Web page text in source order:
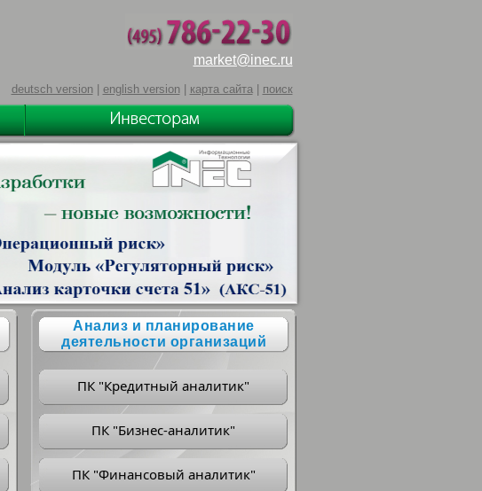
market@inec.ru
deutsch version| english version| карта сайта| поиск
Анализ и планирование
деятельности организаций
ПК "Кредитный аналитик"
ПК "Бизнес-аналитик"
ПК "Финансовый аналитик"